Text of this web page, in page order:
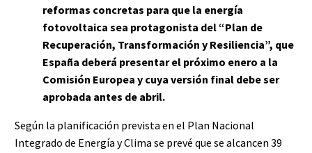
reformas concretas para que la energía
fotovoltaica sea protagonista del “Plan de
Recuperación, Transformación y Resiliencia”, que
España deberá presentar el próximo enero a la
Comisión Europea y cuya versión final debe ser
aprobada antes de abril.
Según la planificación prevista en el Plan Nacional
Integrado de Energía y Clima se prevé que se alcancen 39